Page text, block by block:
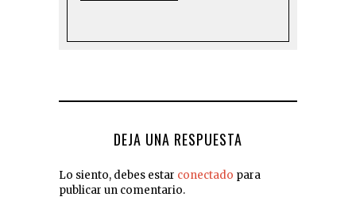
DEJA UNA RESPUESTA
Lo siento, debes estar conectado para
publicar un comentario.